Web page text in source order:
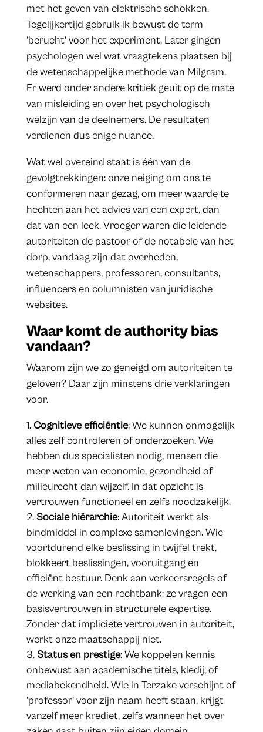
met het geven van elektrische schokken.
Tegelijkertijd gebruik ik bewust de term
‘berucht’ voor het experiment. Later gingen
psychologen wel wat vraagtekens plaatsen bij
de wetenschappelijke methode van Milgram.
Er werd onder andere kritiek geuit op de mate
van misleiding en over het psychologisch
welzijn van de deelnemers. De resultaten
verdienen dus enige nuance.
Wat wel overeind staat is één van de
gevolgtrekkingen: onze neiging om ons te
conformeren naar gezag, om meer waarde te
hechten aan het advies van een expert, dan
dat van een leek. Vroeger waren die leidende
autoriteiten de pastoor of de notabele van het
dorp, vandaag zijn dat overheden,
wetenschappers, professoren, consultants,
influencers en columnisten van juridische
websites.
Waar komt de authority bias
vandaan?
Waarom zijn we zo geneigd om autoriteiten te
geloven? Daar zijn minstens drie verklaringen
voor.
Cognitieve efficiëntie: We kunnen onmogelijk
alles zelf controleren of onderzoeken. We
hebben dus specialisten nodig, mensen die
meer weten van economie, gezondheid of
milieurecht dan wijzelf. In dat opzicht is
vertrouwen functioneel en zelfs noodzakelijk.
Sociale hiërarchie: Autoriteit werkt als
bindmiddel in complexe samenlevingen. Wie
voortdurend elke beslissing in twijfel trekt,
blokkeert beslissingen, vooruitgang en
efficiënt bestuur. Denk aan verkeersregels of
de werking van een rechtbank: ze vragen een
basisvertrouwen in structurele expertise.
Zonder dat impliciete vertrouwen in autoriteit,
werkt onze maatschappij niet.
Status en prestige: We koppelen kennis
onbewust aan academische titels, kledij, of
mediabekendheid. Wie in Terzake verschijnt of
‘professor’ voor zijn naam heeft staan, krijgt
vanzelf meer krediet, zelfs wanneer het over